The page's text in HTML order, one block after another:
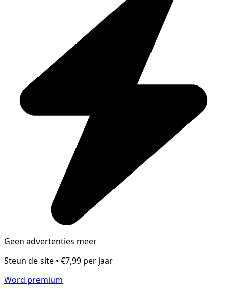
Geen advertenties meer
Steun de site • €7,99 per jaar
Word premium